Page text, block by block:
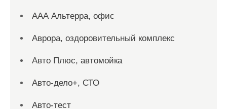
ААА Альтерра, офис
Аврора, оздоровительный комплекс
Авто Плюс, автомойка
Авто-дело+, СТО
Авто-тест